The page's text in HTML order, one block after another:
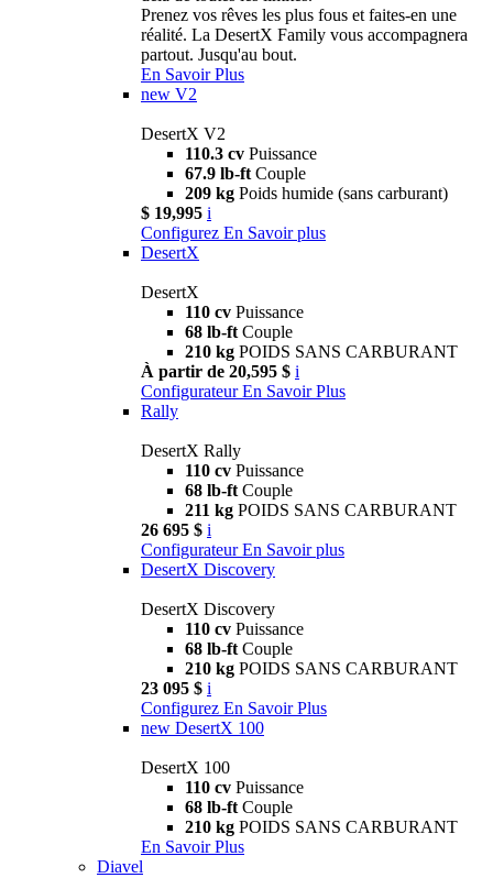
Prenez vos rêves les plus fous et faites-en une
réalité. La DesertX Family vous accompagnera
partout. Jusqu'au bout.
En Savoir Plus
new V2
DesertX V2
110.3 cv Puissance
67.9 lb-ft Couple
209 kg Poids humide (sans carburant)
$ 19,995 i
Configurez En Savoir plus
DesertX
DesertX
110 cv Puissance
68 lb-ft Couple
210 kg POIDS SANS CARBURANT
À partir de 20,595 $ i
Configurateur En Savoir Plus
Rally
DesertX Rally
110 cv Puissance
68 lb-ft Couple
211 kg POIDS SANS CARBURANT
26 695 $ i
Configurateur En Savoir plus
DesertX Discovery
DesertX Discovery
110 cv Puissance
68 lb-ft Couple
210 kg POIDS SANS CARBURANT
23 095 $ i
Configurez En Savoir Plus
new DesertX 100
DesertX 100
110 cv Puissance
68 lb-ft Couple
210 kg POIDS SANS CARBURANT
En Savoir Plus
Diavel